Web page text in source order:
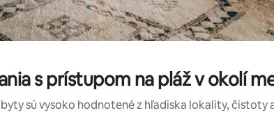
s prístupom na pláž v okolí
sú vysoko hodnotené z hľadiska lokality, čistoty